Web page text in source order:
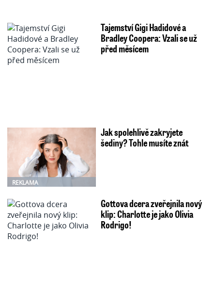
Tajemství Gigi Hadidové a
Bradley Coopera: Vzali se už
před měsícem
REKLAMA
Jak spolehlivě zakryjete
šediny? Tohle musíte znát
Gottova dcera zveřejnila nový
klip: Charlotte je jako Olivia
Rodrigo!